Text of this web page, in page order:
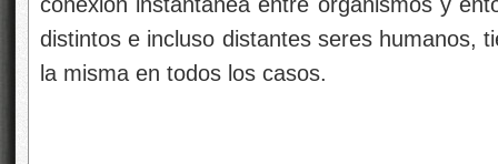
distintos e incluso distantes seres humanos,
la misma en todos los casos.